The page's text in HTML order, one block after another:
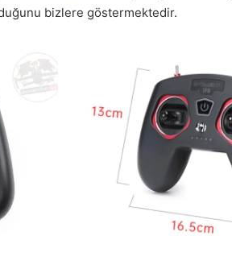
bizlere göstermektedir.